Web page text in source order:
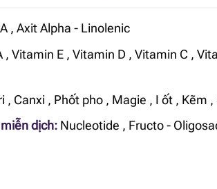
, Axit Alpha - Linolenic
, Vitamin E, Vitamin D , Vitamin C,
, Canxi, Phốt pho, Magie , I ốt, Kẽm ,
dịch: Nucleotide , Fructo -